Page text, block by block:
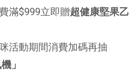
滿$999立即贈超健康堅果乙
活動期間消費加碼再抽
」